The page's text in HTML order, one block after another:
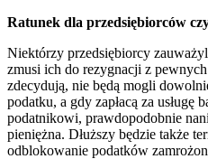
Ratunek dla przedsiębiorców
Niektórzy przedsiębiorcy
zmusi ich do rezygnacji z
zdecydują, nie będą mogli
podatku, a gdy zapłacą za usługę
podatnikowi, prawdopodobnie
pieniężna. Dłuższy będzie także
odblokowanie podatków